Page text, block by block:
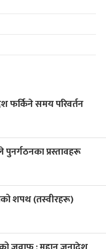
फर्किने समय परिवर्तन
प्रस्तावहरू
शपथ (तस्वीरहरू)